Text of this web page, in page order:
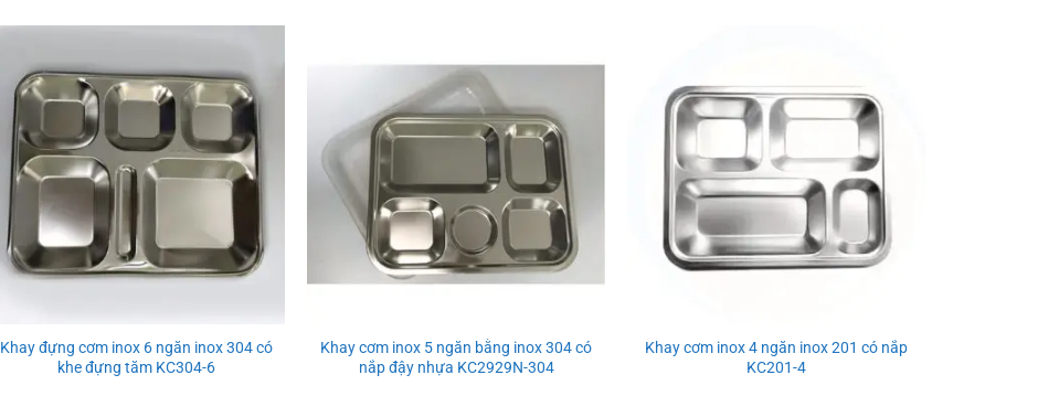
Khay đựng cơm inox 6 ngăn inox 304 có
khe đựng tăm KC304-6
Khay cơm inox 5 ngăn bằng inox 304 có
nắp đậy nhựa KC2929N-304
Khay cơm inox 4 ngăn inox 201 có nắp
KC201-4